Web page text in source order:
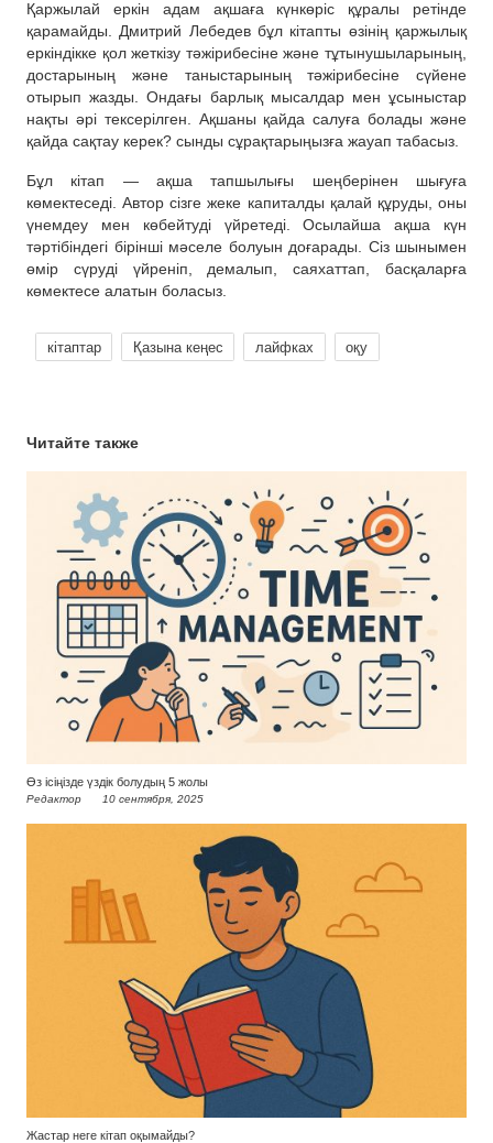
Қаржылай еркін адам ақшаға күнкөріс құралы ретінде
қарамайды. Дмитрий Лебедев бұл кітапты өзінің қаржылық
еркіндікке қол жеткізу тәжірибесіне және тұтынушыларының,
достарының және таныстарының тәжірибесіне сүйене
отырып жазды. Ондағы барлық мысалдар мен ұсыныстар
нақты әрі тексерілген. Ақшаны қайда салуға болады және
қайда сақтау керек? сынды сұрақтарыңызға жауап табасыз.
Бұл кітап — ақша тапшылығы шеңберінен шығуға
көмектеседі. Автор сізге жеке капиталды қалай құруды, оны
үнемдеу мен көбейтуді үйретеді. Осылайша ақша күн
тәртібіндегі бірінші мәселе болуын доғарады. Сіз шынымен
өмір сүруді үйреніп, демалып, саяхаттап, басқаларға
көмектесе алатын боласыз.
кітаптар Қазына кеңес лайфках оқу
Читайте также
Өз ісіңізде үздік болудың 5 жолы
Редактор 10 сентября, 2025
Жастар неге кітап оқымайды?